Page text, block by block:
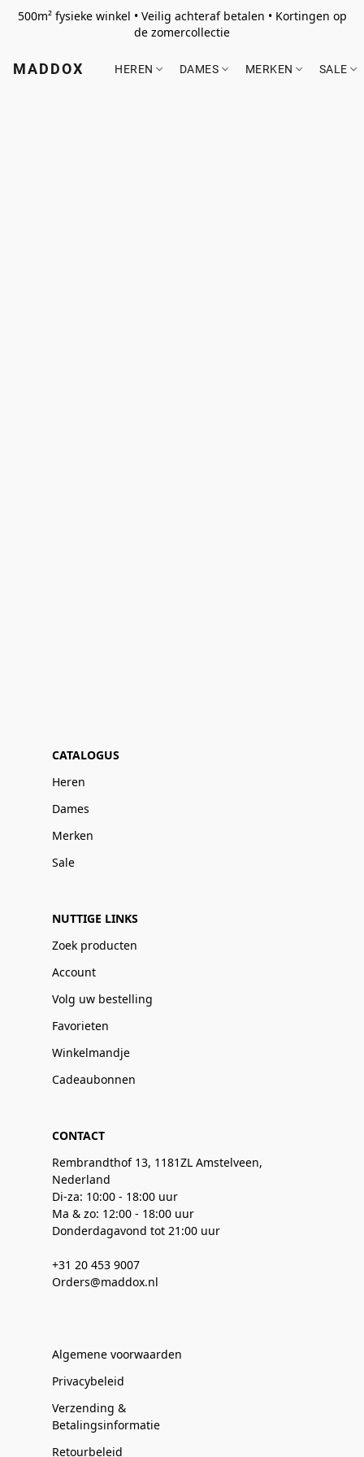
500m² fysieke winkel • Veilig achteraf betalen • Kortingen op
de zomercollectie
MADDOX HEREN DAMES MERKEN SALE
CATALOGUS
Heren
Dames
Merken
Sale
NUTTIGE LINKS
Zoek producten
Account
Volg uw bestelling
Favorieten
Winkelmandje
Cadeaubonnen
CONTACT
Rembrandthof 13, 1181ZL Amstelveen,
Nederland
Di-za: 10:00 - 18:00 uur
Ma & zo: 12:00 - 18:00 uur
Donderdagavond tot 21:00 uur
+31 20 453 9007
Orders@maddox.nl
Algemene voorwaarden
Privacybeleid
Verzending &
Betalingsinformatie
Retourbeleid